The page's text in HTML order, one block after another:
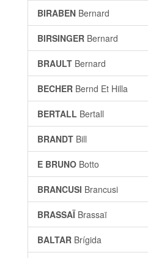
BIRABEN Bernard
BIRSINGER Bernard
BRAULT Bernard
BECHER Bernd Et Hilla
BERTALL Bertall
BRANDT Bill
E BRUNO Botto
BRANCUSI Brancusi
BRASSAÏ Brassaï
BALTAR Brígida